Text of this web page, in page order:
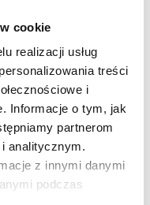
cookie
realizacji usług
treści
i
Informacje o tym, jak
partnerom
analitycznym.
z innymi danymi
podczas